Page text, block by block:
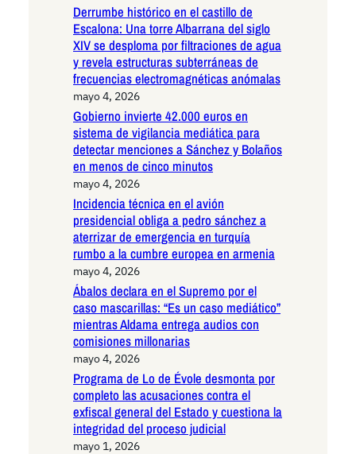
Derrumbe histórico en el castillo de
Escalona: Una torre Albarrana del siglo
XIV se desploma por filtraciones de agua
y revela estructuras subterráneas de
frecuencias electromagnéticas anómalas
mayo 4, 2026
Gobierno invierte 42.000 euros en
sistema de vigilancia mediática para
detectar menciones a Sánchez y Bolaños
en menos de cinco minutos
mayo 4, 2026
Incidencia técnica en el avión
presidencial obliga a pedro sánchez a
aterrizar de emergencia en turquía
rumbo a la cumbre europea en armenia
mayo 4, 2026
Ábalos declara en el Supremo por el
caso mascarillas: “Es un caso mediático”
mientras Aldama entrega audios con
comisiones millonarias
mayo 4, 2026
Programa de Lo de Évole desmonta por
completo las acusaciones contra el
exfiscal general del Estado y cuestiona la
integridad del proceso judicial
mayo 1, 2026